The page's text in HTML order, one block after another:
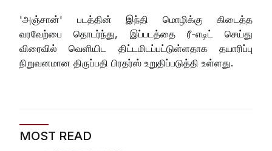
'அஞ்சான்' படத்தின் இந்தி மொழிக்கு கிடைத்த
வரவேற்பை தொடர்ந்து, இப்படத்தை ரீ-எடிட் செய்து
விரைவில் வெளியிட திட்டமிடப்பட்டுள்ளதாக தயாரிப்பு
நிறுவனமான திருப்பதி பிரதர்ஸ் உறுதிப்படுத்தி உள்ளது.
MOST READ